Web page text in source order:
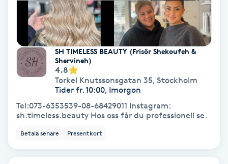
Picolaser
Piercing
Pigmentbehandling
SH TIMELESS BEAUTY (Frisör Shekoufeh &
Shervineh)
4.8
Torkel Knutssonsgatan 35, Stockholm
Tider fr. 10:00, Imorgon
Tel:073-6353539-08-68429011 Instagram:
sh.timeless.beauty Hos oss får du professionell se.
Betala senare Presentkort